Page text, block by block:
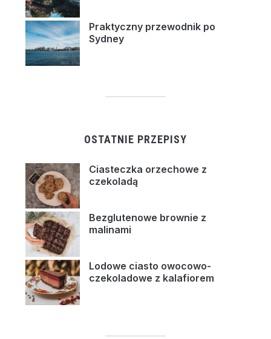
Praktyczny przewodnik po
Sydney
OSTATNIE PRZEPISY
Ciasteczka orzechowe z
czekoladą
Bezglutenowe brownie z
malinami
Lodowe ciasto owocowo-
czekoladowe z kalafiorem